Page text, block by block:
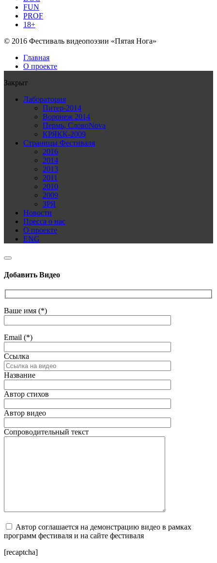
FUN
PROF
18+
© 2016 Фестиваль видеопоэзии «Пятая Нога»
Главная
О проекте
Закрыт
Лаборатория
Питер-2014
Воронеж 2014
Пермь, СловоNova
КРЯКК-2009
Страницы Фестиваля
2016
2014
2013
2011
2010
2009
ЗРЯ
Новости
Пресса о нас
О проекте
ENG
Добавить Видео
Ваше имя (*)
Email (*)
Ссылка
Название
Автор стихов
Автор видео
Сопроводительный текст
Автор соглашается на демонстрацию видео в рамках
программ фестиваля и на сайте фестиваля
[recaptcha]